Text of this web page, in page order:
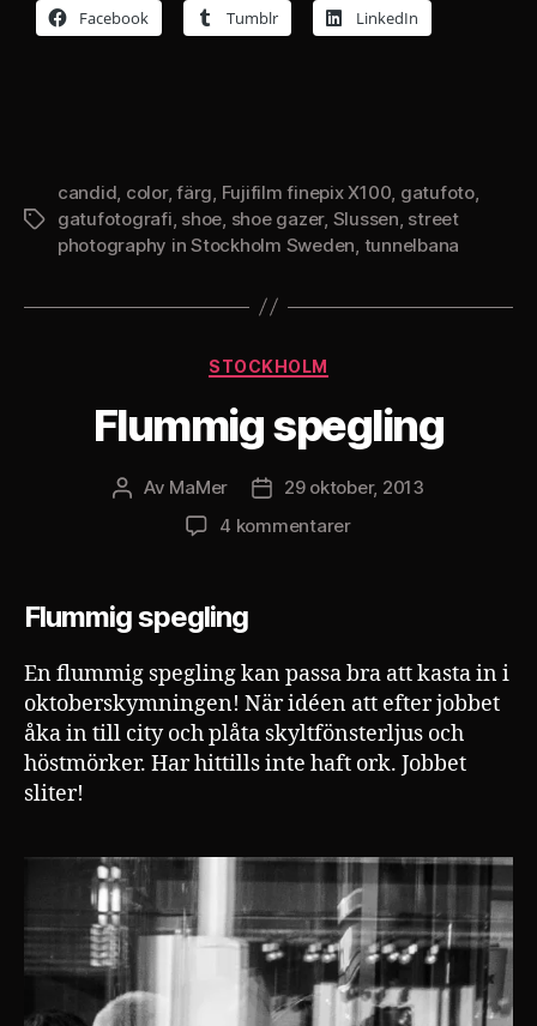
Facebook Tumblr LinkedIn
Etiketter
candid color,färg Fujifilm finepix X100 gatufoto,
gatufotografi shoe shoe gazer, Slussen street
photography in Stockholm Sweden tunnelbana
Kategorier
STOCKHOLM
Flummig spegling
Inläggsförfattare
Av MaMer Inläggsdatum
29 oktober, 2013
4 kommentarertill
Flummig spegling
En flummig spegling kan passa bra att kasta in i
oktoberskymningen! När idéen att efter jobbet
åka in till city och plåta skyltfönsterljus och
höstmörker. Har hittills inte haft ork. Jobbet
sliter!